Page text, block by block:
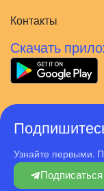
Контакты
Скачать
Узнайте первыми.
Подписаться